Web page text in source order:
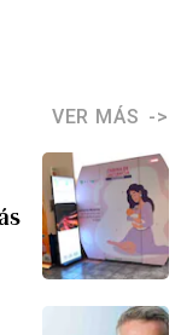
VER MÁS